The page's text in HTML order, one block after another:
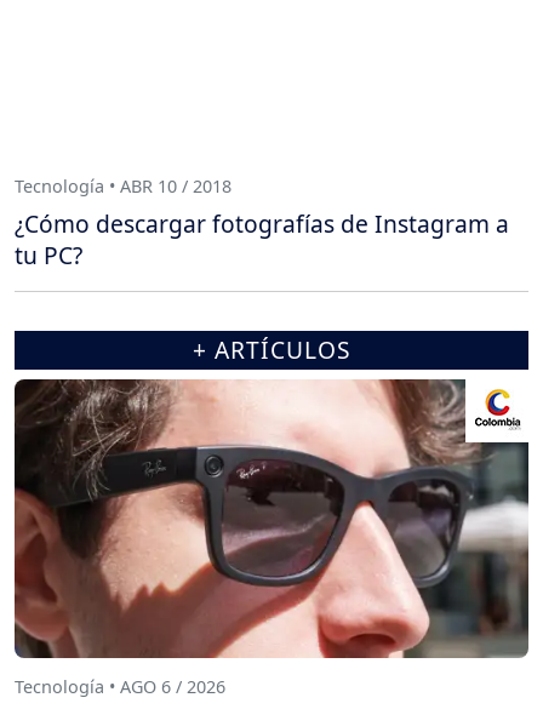
Tecnología • ABR 10 / 2018
¿Cómo descargar fotografías de Instagram a
tu PC?
+ ARTÍCULOS
Tecnología • AGO 6 / 2026